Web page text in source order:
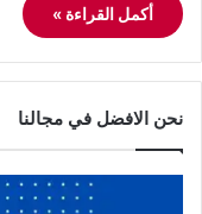
أكمل القراءة »
نحن الافضل في مجالنا